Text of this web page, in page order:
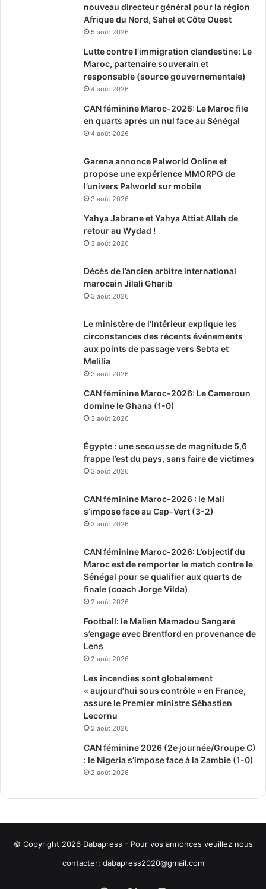
nouveau directeur général pour la région
Afrique du Nord, Sahel et Côte Ouest
5 août 2026
Lutte contre l’immigration clandestine: Le
Maroc, partenaire souverain et
responsable (source gouvernementale)
4 août 2026
CAN féminine Maroc-2026: Le Maroc file
en quarts après un nul face au Sénégal
4 août 2026
Garena annonce Palworld Online et
propose une expérience MMORPG de
l’univers Palworld sur mobile
3 août 2026
Yahya Jabrane et Yahya Attiat Allah de
retour au Wydad !
3 août 2026
Décès de l’ancien arbitre international
marocain Jilali Gharib
3 août 2026
Le ministère de l’Intérieur explique les
circonstances des récents événements
aux points de passage vers Sebta et
Melilia
3 août 2026
CAN féminine Maroc-2026: Le Cameroun
domine le Ghana (1-0)
3 août 2026
Égypte : une secousse de magnitude 5,6
frappe l’est du pays, sans faire de victimes
3 août 2026
CAN féminine Maroc-2026 : le Mali
s’impose face au Cap-Vert (3-2)
3 août 2026
CAN féminine Maroc-2026: L’objectif du
Maroc est de remporter le match contre le
Sénégal pour se qualifier aux quarts de
finale (coach Jorge Vilda)
2 août 2026
Football: le Malien Mamadou Sangaré
s’engage avec Brentford en provenance de
Lens
2 août 2026
Les incendies sont globalement
« aujourd’hui sous contrôle » en France,
assure le Premier ministre Sébastien
Lecornu
2 août 2026
CAN féminine 2026 (2e journée/Groupe C)
: le Nigeria s’impose face à la Zambie (1-0)
2 août 2026
© Copyright 2026 Dabapress - Pour vos annonces veuillez nous
contacter: dabapress2020@gmail.com